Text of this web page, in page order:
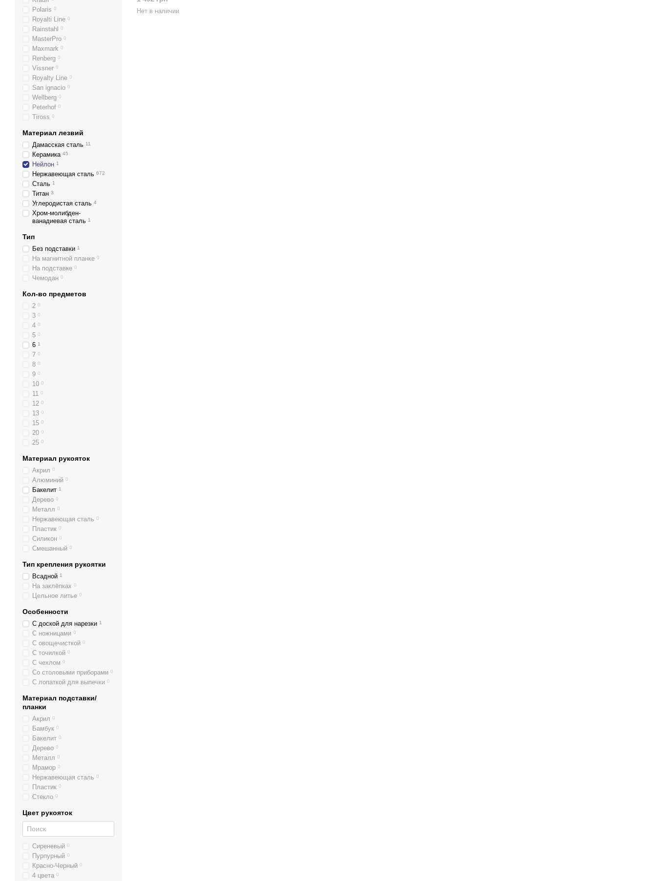
Нет в наличии
Polaris 0
Royalti Line 0
Rainstahl 0
MasterPro 0
Maxmark 0
Renberg 0
Vissner 0
Royalty Line 0
San ignacio 0
Wellberg 0
Peterhof 0
Tiross 0
Материал лезвий
Дамасская сталь 11
Керамика 45
Нейлон 1
Нержавеющая сталь 672
Сталь 1
Титан 3
Углеродистая сталь 4
Хром-молибден-
ванадиевая сталь 1
Тип
Без подставки 1
На магнитной планке 0
На подставке 0
Чемодан 0
Кол-во предметов
2 0
3 0
4 0
5 0
6 1
7 0
8 0
9 0
10 0
11 0
12 0
13 0
15 0
20 0
25 0
Материал рукояток
Акрил 0
Алюминий 0
Бакелит 1
Дерево 0
Металл 0
Нержавеющая сталь 0
Пластик 0
Силикон 0
Смешанный 0
Тип крепления рукоятки
Всадной 1
На заклёпках 0
Цельное литье 0
Особенности
С доской для нарезки 1
С ножницами 0
С овощечисткой 0
С точилкой 0
С чехлом 0
Со столовыми приборами 0
С лопаткой для выпечки 0
Материал подставки/
планки
Акрил 0
Бамбук 0
Бакелит 0
Дерево 0
Металл 0
Мрамор 0
Нержавеющая сталь 0
Пластик 0
Стекло 0
Цвет рукояток
Сиреневый 0
Пурпурный 0
Красно-Черный 0
4 цвета 0